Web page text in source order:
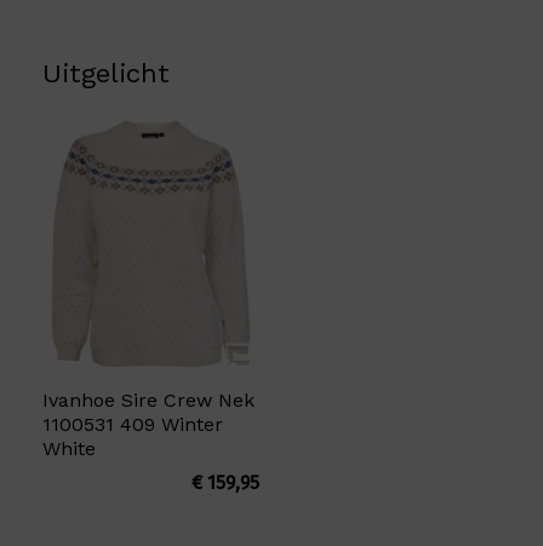
Uitgelicht
Ivanhoe Sire Crew Nek
1100531 409 Winter
White
€159,95